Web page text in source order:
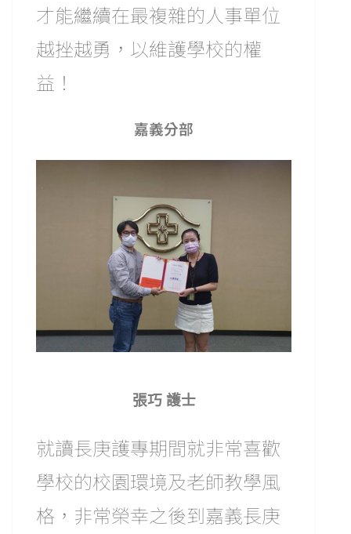
才能繼續在最複雜的人事單位
越挫越勇，以維護學校的權
益！
嘉義分部
張巧 護士
就讀長庚護專期間就非常喜歡
學校的校園環境及老師教學風
格，非常榮幸之後到嘉義長庚